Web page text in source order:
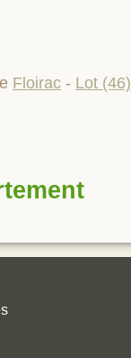
Floirac - Lot (46)